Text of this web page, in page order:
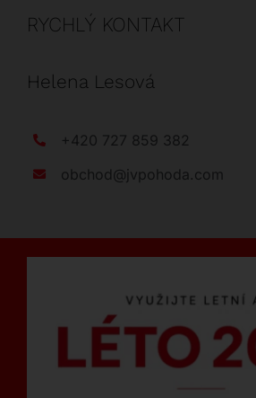
RYCHLÝ KONTAKT
Helena Lesová
+420 727 859 382
obchod@jvpohoda.com